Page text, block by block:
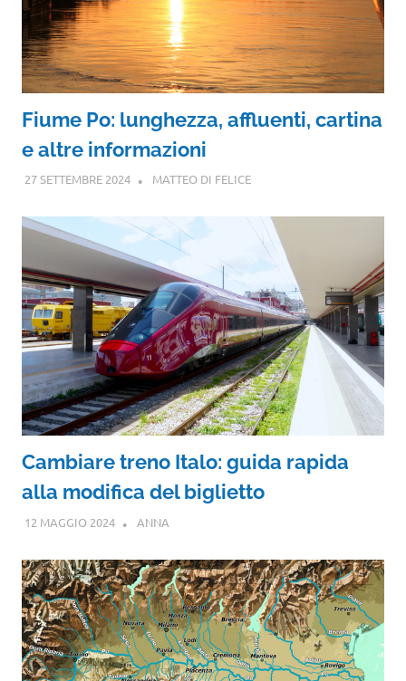
Fiume Po: lunghezza, affluenti, cartina
e altre informazioni
27 SETTEMBRE 2024 MATTEO DI FELICE
Cambiare treno Italo: guida rapida
alla modifica del biglietto
12 MAGGIO 2024 ANNA